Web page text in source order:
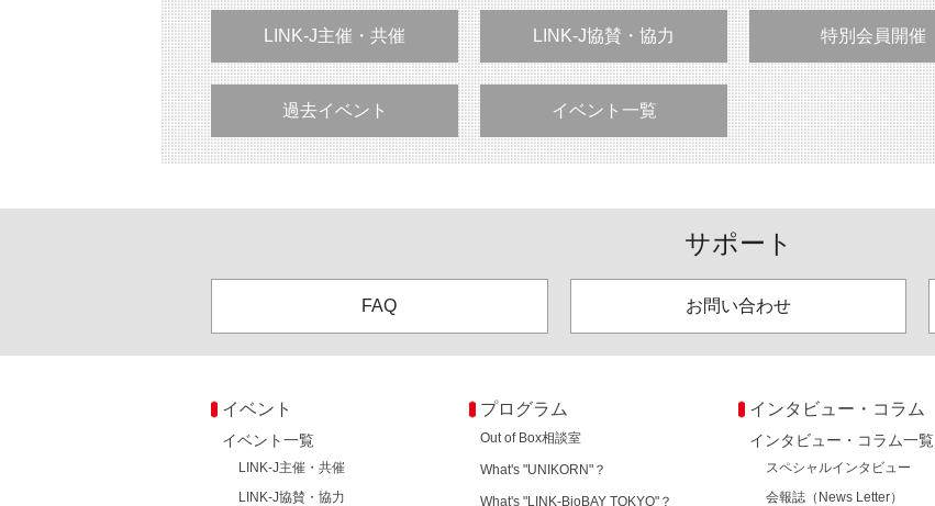
LINK-J主催・共催 LINK-J協賛・協力 特別会員開催
過去イベント イベント一覧
サポート
FAQ お問い合わせ
イベント
イベント一覧
LINK-J主催・共催
LINK-J協賛・協力
プログラム
Out of Box相談室
What's "UNIKORN"？
What's "LINK-BioBAY TOKYO"？
インタビュー・コラム
インタビュー・コラム一覧
スペシャルインタビュー
会報誌（News Letter）